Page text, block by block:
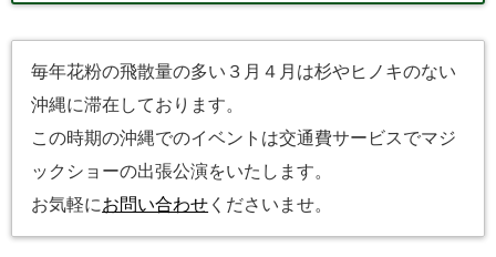
毎年花粉の飛散量の多い３月４月は杉やヒノキのない
沖縄に滞在しております。
この時期の沖縄でのイベントは交通費サービスでマジ
ックショーの出張公演をいたします。
お気軽にお問い合わせ くださいませ。